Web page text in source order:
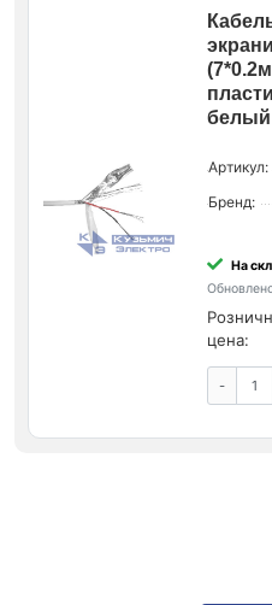
белый
Артикул:
Бренд:
На
цена:
-